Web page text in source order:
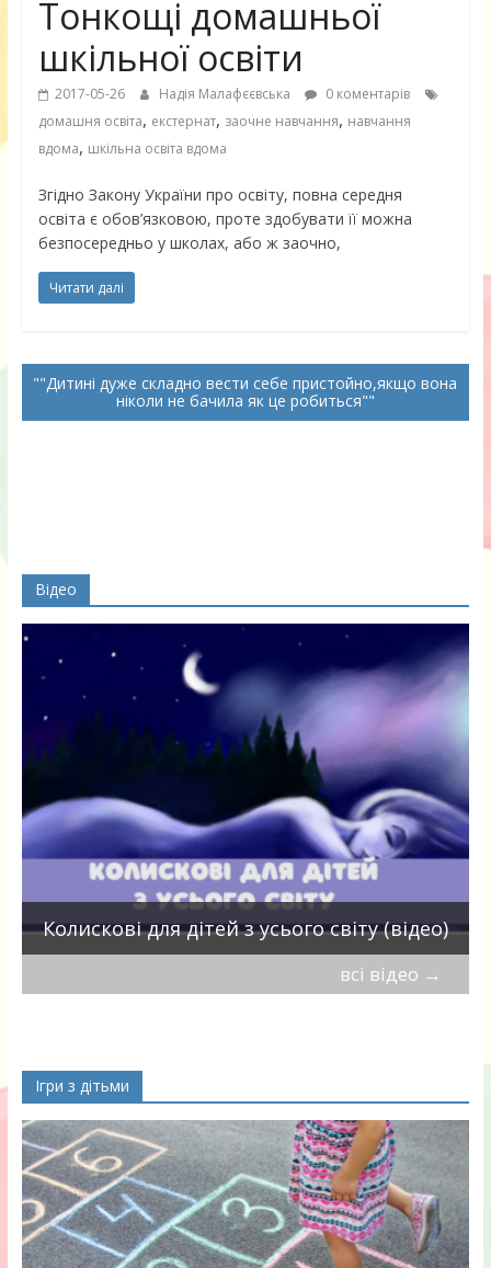
Тонкощі домашньої
шкільної освіти
2017-05-26 Надія Малафєєвська
0 коментарів
домашня освіта, екстернат, заочне навчання, навчання
вдома, шкільна освіта вдома
Згідно Закону України про освіту, повна середня
освіта є обов’язковою, проте здобувати її можна
безпосередньо у школах, або ж заочно,
Читати далі
"Дитині дуже складно вести себе пристойно,якщо вона
ніколи не бачила як це робиться"
Відео
Колискові для дітей з усього світу (відео)
всі відео →
Ігри з дітьми